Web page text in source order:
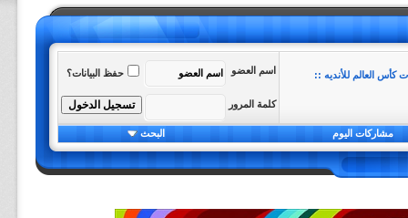
كأس العالم للأنديه :: اسم العضو حفظ البيانات؟
كلمة المرور
مشاركات اليوم البحث